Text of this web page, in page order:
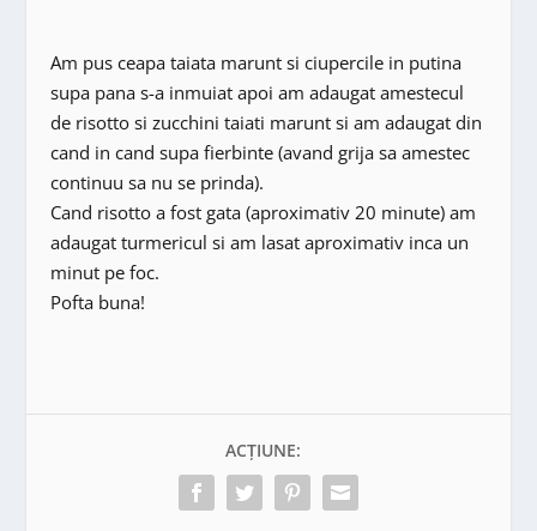
Am pus ceapa taiata marunt si ciupercile in putina
supa pana s-a inmuiat apoi am adaugat amestecul
de risotto si zucchini taiati marunt si am adaugat din
cand in cand supa fierbinte (avand grija sa amestec
continuu sa nu se prinda).
Cand risotto a fost gata (aproximativ 20 minute) am
adaugat turmericul si am lasat aproximativ inca un
minut pe foc.
Pofta buna!
ACȚIUNE: